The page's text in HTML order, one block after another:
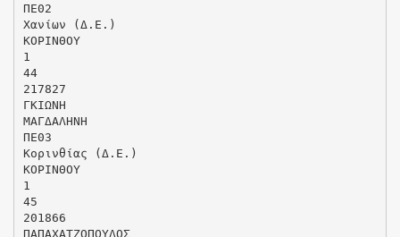
ΠΕ02
Χανίων (Δ.Ε.)
ΚΟΡΙΝΘΟΥ
1
44
217827
ΓΚΙΩΝΗ
ΜΑΓΔΑΛΗΝΗ
ΠΕ03
Κορινθίας (Δ.Ε.)
ΚΟΡΙΝΘΟΥ
1
45
201866
ΠΑΠΑΧΑΤΖΟΠΟΥΛΟΣ